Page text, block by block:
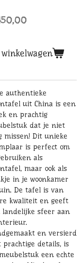
authentieke
uit China is een
en prachtig
dat je niet
missen! Dit unieke
is perfect om
als
maar ook als
in je woonkamer
De tafel is van
kwaliteit en geeft
landelijke sfeer aan
en versierd
prachtige details, is
een echte